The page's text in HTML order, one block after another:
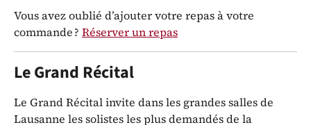
Vous avez oublié d’ajouter votre repas à votre
commande ? Réserver un repas
Le Grand Récital
Le Grand Récital invite dans les grandes salles de
Lausanne les solistes les plus demandés de la